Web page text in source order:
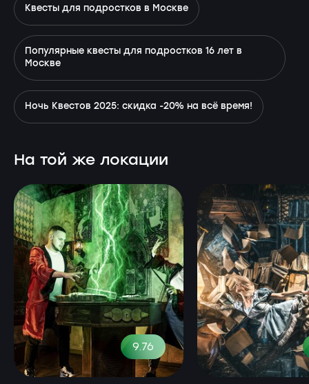
Квесты для подростков в Москве
Популярные квесты для подростков 16 лет в
Москве
Ночь Квестов 2025: скидка -20% на всё время!
На той же локации
9.76